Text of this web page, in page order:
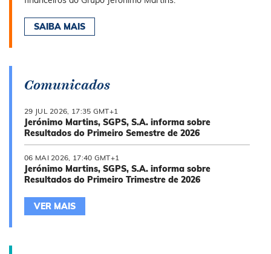
SAIBA MAIS
Comunicados
29 JUL 2026, 17:35 GMT+1
Jerónimo Martins, SGPS, S.A. informa sobre
Resultados do Primeiro Semestre de 2026
06 MAI 2026, 17:40 GMT+1
Jerónimo Martins, SGPS, S.A. informa sobre
Resultados do Primeiro Trimestre de 2026
VER MAIS